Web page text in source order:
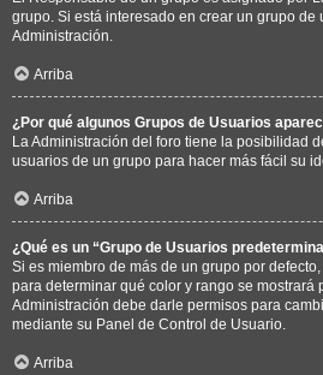
grupo. Si está interesado en crear un grupo de
Administración.
Arriba
¿Por qué algunos Grupos de Usuarios
La Administración del foro tiene la posibilidad
usuarios de un grupo para hacer más fácil su
Arriba
¿Qué es un “Grupo de Usuarios
Si es miembro de más de un grupo por
para determinar qué color y rango se mostrará
Administración debe darle permisos para
mediante su Panel de Control de Usuario.
Arriba